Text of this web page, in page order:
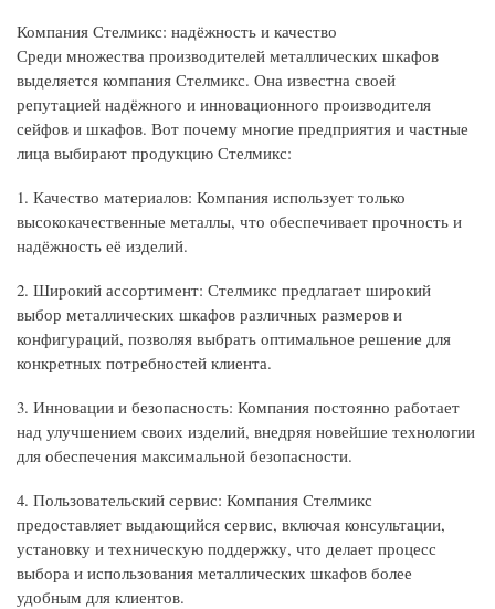
Компания Стелмикс: надёжность и качество
Среди множества производителей металлических шкафов
выделяется компания Стелмикс. Она известна своей
репутацией надёжного и инновационного производителя
сейфов и шкафов. Вот почему многие предприятия и частные
лица выбирают продукцию Стелмикс:
1. Качество материалов: Компания использует только
высококачественные металлы, что обеспечивает прочность и
надёжность её изделий.
2. Широкий ассортимент: Стелмикс предлагает широкий
выбор металлических шкафов различных размеров и
конфигураций, позволяя выбрать оптимальное решение для
конкретных потребностей клиента.
3. Инновации и безопасность: Компания постоянно работает
над улучшением своих изделий, внедряя новейшие технологии
для обеспечения максимальной безопасности.
4. Пользовательский сервис: Компания Стелмикс
предоставляет выдающийся сервис, включая консультации,
установку и техническую поддержку, что делает процесс
выбора и использования металлических шкафов более
удобным для клиентов.